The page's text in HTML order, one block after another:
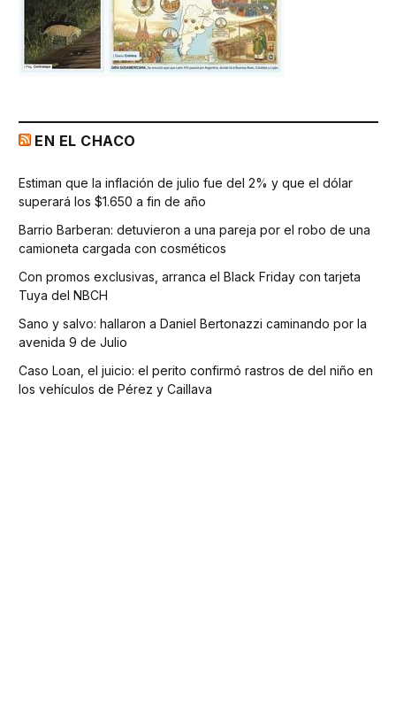
EN EL CHACO
Estiman que la inflación de julio fue del 2% y que el dólar
superará los $1.650 a fin de año
Barrio Barberan: detuvieron a una pareja por el robo de una
camioneta cargada con cosméticos
Con promos exclusivas, arranca el Black Friday con tarjeta
Tuya del NBCH
Sano y salvo: hallaron a Daniel Bertonazzi caminando por la
avenida 9 de Julio
Caso Loan, el juicio: el perito confirmó rastros de del niño en
los vehículos de Pérez y Caillava